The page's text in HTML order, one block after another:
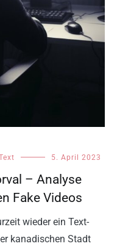
5. April 2023
– Analyse
Fake Videos
wieder ein Text-
kanadischen Stadt